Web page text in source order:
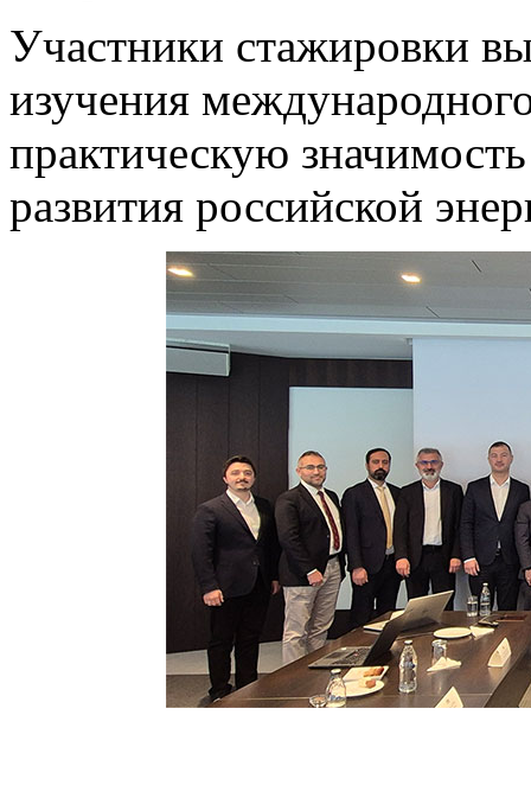
Участники стажировки
изучения
практическую
развития российской